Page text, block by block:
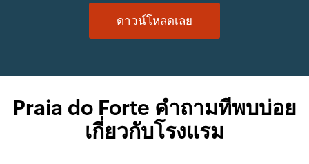
ดาวน์โหลดเลย
Praia do Forte คำถามที่พบบ่อย
เกี่ยวกับโรงแรม